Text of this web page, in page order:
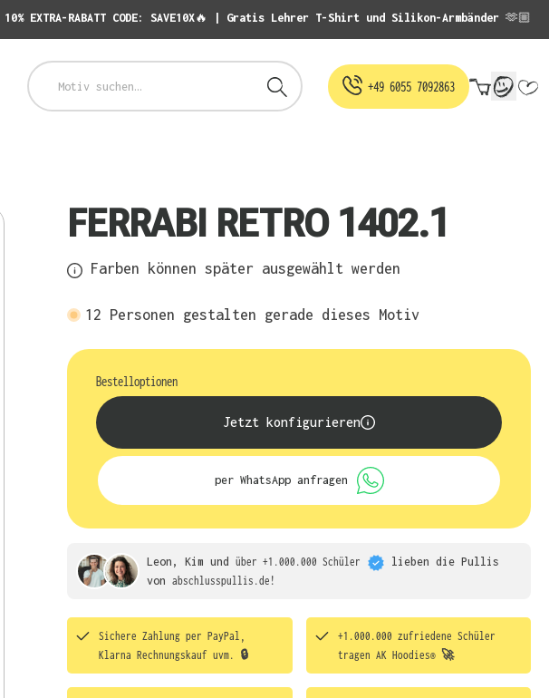
10% EXTRA-RABATT CODE: SAVE10X🔥 | Gratis Lehrer T-Shirt und Silikon-Armbänder 🫶🏼
+49 6055 7092863
FERRABI RETRO 1402.1
Farben können später ausgewählt werden
12 Personen gestalten gerade dieses Motiv
Bestelloptionen
Jetzt konfigurieren
per WhatsApp anfragen
Leon, Kim und über +1.000.000 Schüler lieben die Pullis
von abschlusspullis.de!
Sichere Zahlung per PayPal,
Klarna Rechnungskauf uvm. 🔒
+1.000.000 zufriedene Schüler
tragen AK Hoodies® 🚀